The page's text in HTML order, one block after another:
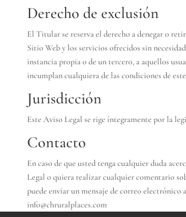
Derecho de exclusión
El Titular se reserva el derecho a denegar o
Sitio Web y los servicios ofrecidos sin
instancia propia o de un tercero, a aquellos
incumplan cualquiera de las condiciones de
Jurisdicción
Este Aviso Legal se rige íntegramente por la
Contacto
En caso de que usted tenga cualquier duda
Legal o quiera realizar cualquier comentario
puede enviar un mensaje de correo electrónico
info@chruralplaces.com